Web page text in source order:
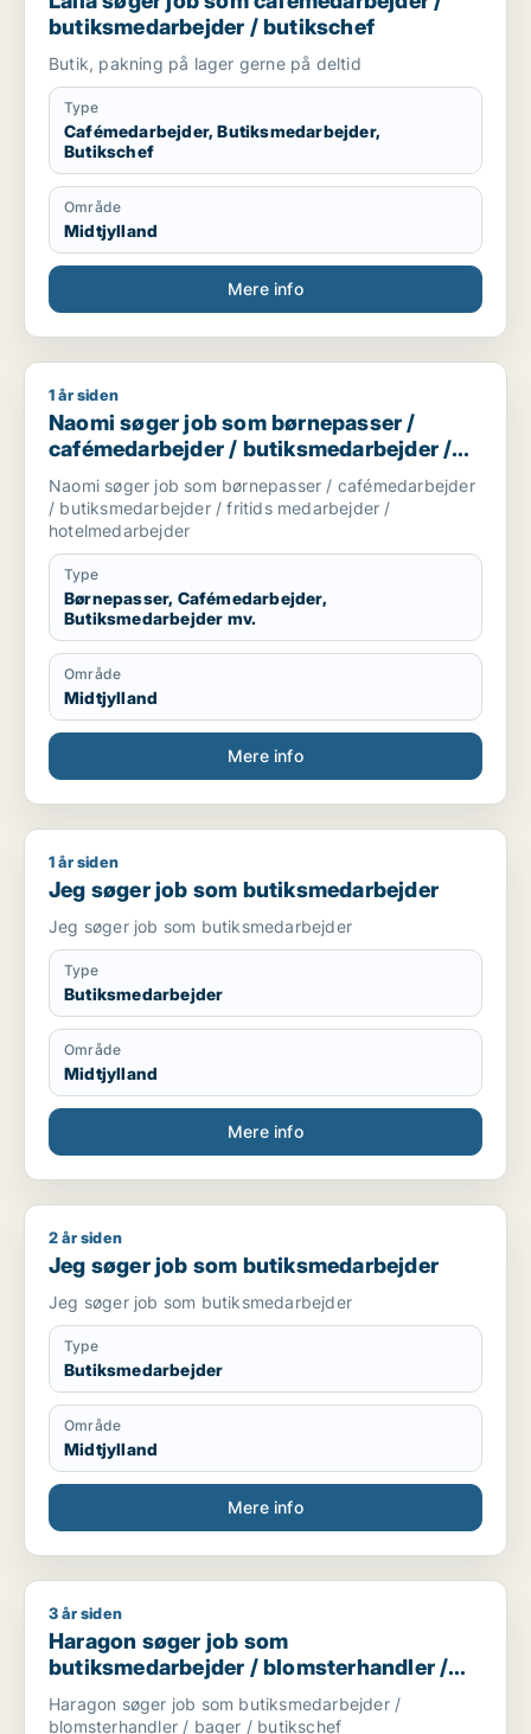
butiksmedarbejder / butikschef
Butik, pakning på lager gerne på deltid
Type
Cafémedarbejder, Butiksmedarbejder,
Butikschef
Område
Midtjylland
Mere info
Naomi søger job som børnepasser / cafémedarbejder /
1 år siden
Naomi søger job som børnepasser /
cafémedarbejder / butiksmedarbejder /
fritids medarbejder / hotelmedarbejder
Naomi søger job som børnepasser / cafémedarbejder
/ butiksmedarbejder / fritids medarbejder /
hotelmedarbejder
Type
Børnepasser, Cafémedarbejder,
Butiksmedarbejder mv.
Område
Midtjylland
Mere info
Jeg søger job som butiksmedarbejder
1 år siden
Jeg søger job som butiksmedarbejder
Jeg søger job som butiksmedarbejder
Type
Butiksmedarbejder
Område
Midtjylland
Mere info
Jeg søger job som butiksmedarbejder
2 år siden
Jeg søger job som butiksmedarbejder
Jeg søger job som butiksmedarbejder
Type
Butiksmedarbejder
Område
Midtjylland
Mere info
Haragon søger job som butiksmedarbejder /
3 år siden
Haragon søger job som
butiksmedarbejder / blomsterhandler /
bager / butikschef
Haragon søger job som butiksmedarbejder /
blomsterhandler / bager / butikschef